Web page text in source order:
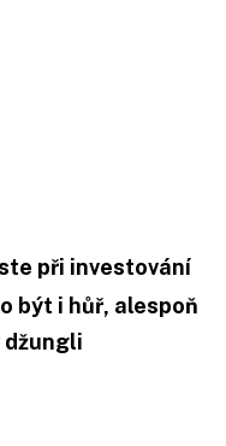
při investování
být i hůř, alespoň
džungli